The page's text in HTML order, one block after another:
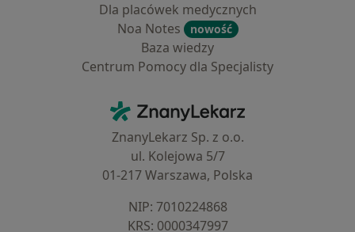
Dla placówek medycznych
Noa Notes
nowość
Baza wiedzy
Centrum Pomocy dla Specjalisty
ZnanyLekarz - Strona główna
ZnanyLekarz Sp. z o.o.
ul. Kolejowa 5/7
01-217 Warszawa, Polska
NIP: ⁠7010224868
KRS: ⁠0000347997